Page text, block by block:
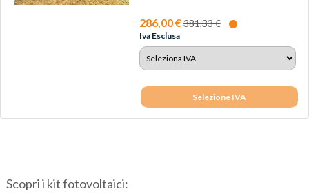
286,00 €381,33 €
Iva Esclusa
Selezione IVA
Scopri i kit fotovoltaici: